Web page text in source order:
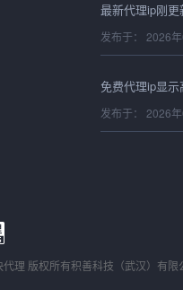
发布于： 2026
发布于： 2026
发布于： 2026
理 版权所有积善科技（武汉）有限